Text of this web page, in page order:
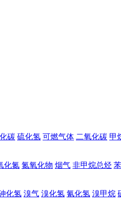
碳 硫化氢 可燃气体 二氧化碳 甲
化氮 氮氧化物 烟气 非甲烷总烃 苯
化氢 溴气 溴化氢 氰化氢 溴甲烷